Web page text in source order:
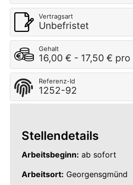
Vertragsart
Unbefristet
Gehalt
16,00 € - 17,50 € pro
Referenz-Id
1252-92
Stellendetails
Arbeitsbeginn: ab sofort
Arbeitsort: Georgensgmünd